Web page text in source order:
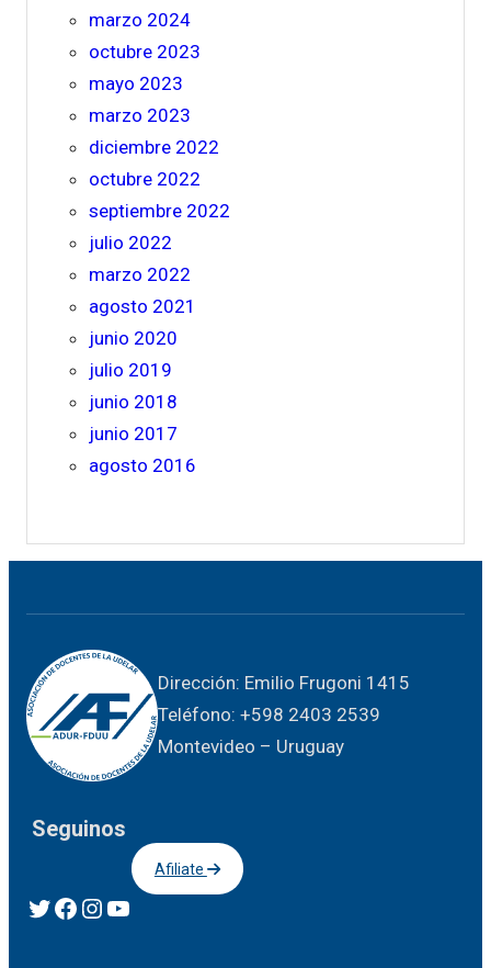
marzo 2024
octubre 2023
mayo 2023
marzo 2023
diciembre 2022
octubre 2022
septiembre 2022
julio 2022
marzo 2022
agosto 2021
junio 2020
julio 2019
junio 2018
junio 2017
agosto 2016
Dirección: Emilio Frugoni 1415
Teléfono: +598 2403 2539
Montevideo – Uruguay
Seguinos
Twitter
Facebook
Instagram
YouTube
Afiliate